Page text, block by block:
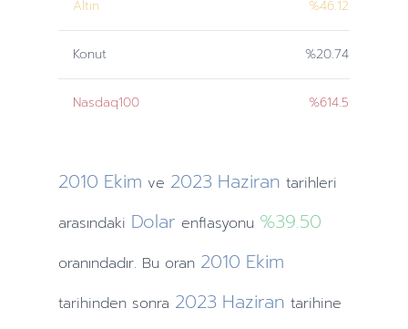
Altın %46.12
Konut %20.74
Nasdaq100 %614.5
2010 Ekim ve 2023 Haziran tarihleri
arasındaki Dolar enflasyonu %39.50
oranındadır. Bu oran 2010 Ekim
tarihindensonra 2023 Haziran tarihine